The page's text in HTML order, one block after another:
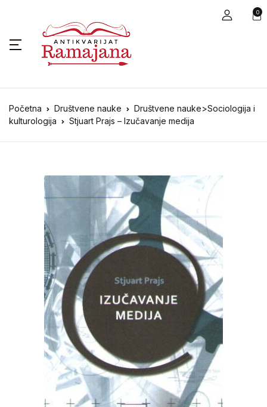
0
Početna Društvene nauke
Društvene nauke>Sociologija i
kulturologija
Stjuart Prajs – Izučavanje medija